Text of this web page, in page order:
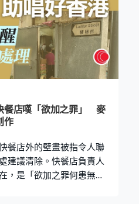
，我又要去另一個地方
上，流動充電車與一般的
出，插入車的插座，每度
合區城規建局交通運輸處
據使用情況及需求，在我
一些移動充電樁。第二個
期使用的話可以購買，短
可以利用電價差回攤一部
另一方面，在廣州一個博
兩個車位
餐店嘆「欲加之罪」 麥
作
餐店外的壁畫被指令人聯
建議清除。快餐店負責人
，是「欲加之罪何患無